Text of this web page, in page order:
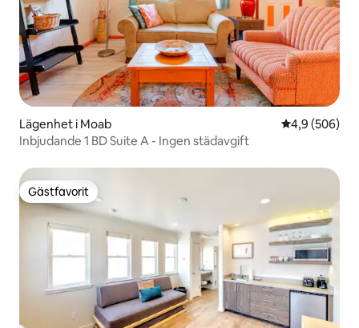
Lägenhet i Moab 4,9 av 5 i
4,9 (506)
Inbjudande 1 BD Suite A - Ingen städavgift
Gästfavorit
Gästfavorit